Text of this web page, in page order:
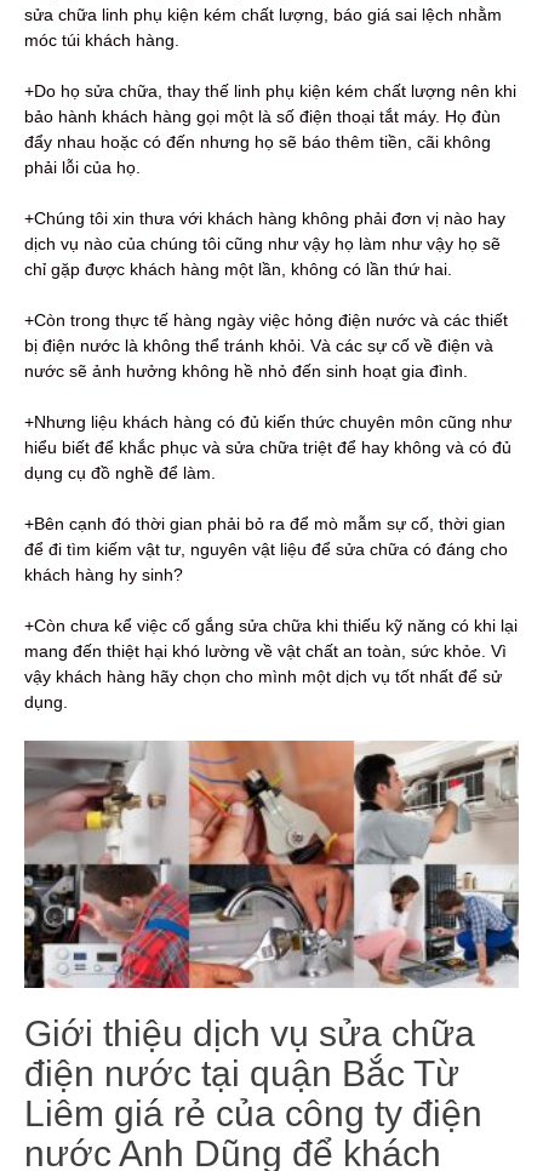
sửa chữa linh phụ kiện kém chất lượng, báo giá sai lệch nhằm
móc túi khách hàng.
+Do họ sửa chữa, thay thế linh phụ kiện kém chất lượng nên khi
bảo hành khách hàng gọi một là số điện thoại tắt máy. Họ đùn
đẩy nhau hoặc có đến nhưng họ sẽ báo thêm tiền, cãi không
phải lỗi của họ.
+Chúng tôi xin thưa với khách hàng không phải đơn vị nào hay
dịch vụ nào của chúng tôi cũng như vậy họ làm như vậy họ sẽ
chỉ gặp được khách hàng một lần, không có lần thứ hai.
+Còn trong thực tế hàng ngày việc hỏng điện nước và các thiết
bị điện nước là không thể tránh khỏi. Và các sự cố về điện và
nước sẽ ảnh hưởng không hề nhỏ đến sinh hoạt gia đình.
+Nhưng liệu khách hàng có đủ kiến thức chuyên môn cũng như
hiểu biết để khắc phục và sửa chữa triệt để hay không và có đủ
dụng cụ đồ nghề để làm.
+Bên cạnh đó thời gian phải bỏ ra để mò mẫm sự cố, thời gian
để đi tìm kiếm vật tư, nguyên vật liệu để sửa chữa có đáng cho
khách hàng hy sinh?
+Còn chưa kể việc cố gắng sửa chữa khi thiếu kỹ năng có khi lại
mang đến thiệt hại khó lường về vật chất an toàn, sức khỏe. Vì
vậy khách hàng hãy chọn cho mình một dịch vụ tốt nhất để sử
dụng.
Giới thiệu dịch vụ sửa chữa
điện nước tại quận Bắc Từ
Liêm giá rẻ của công ty điện
nước Anh Dũng để khách